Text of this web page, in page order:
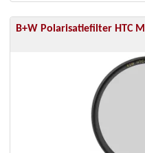
B+W Polarisatiefilter HTC